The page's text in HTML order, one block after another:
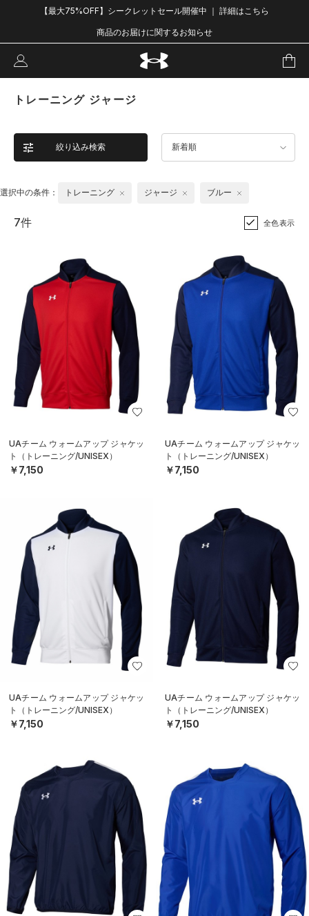
【最大75%OFF】シークレットセール開催中 ｜ 詳細はこちら
商品のお届けに関するお知らせ
トレーニング ジャージ
絞り込み検索 新着順
選択中の条件： トレーニング ジャージ ブルー
7件 全色表示
UAチーム ウォームアップ ジャケッ
ト（トレーニング/UNISEX）
￥7,150
UAチーム ウォームアップ ジャケッ
ト（トレーニング/UNISEX）
￥7,150
UAチーム ウォームアップ ジャケッ
ト（トレーニング/UNISEX）
￥7,150
UAチーム ウォームアップ ジャケッ
ト（トレーニング/UNISEX）
￥7,150